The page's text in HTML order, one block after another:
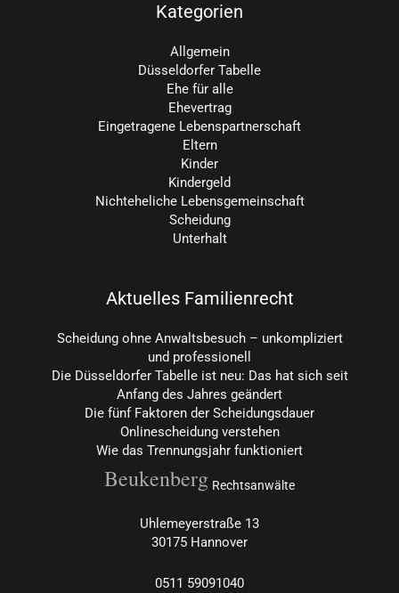
Kategorien
Allgemein
Düsseldorfer Tabelle
Ehe für alle
Ehevertrag
Eingetragene Lebenspartnerschaft
Eltern
Kinder
Kindergeld
Nichteheliche Lebensgemeinschaft
Scheidung
Unterhalt
Aktuelles Familienrecht
Scheidung ohne Anwaltsbesuch – unkompliziert
und professionell
Die Düsseldorfer Tabelle ist neu: Das hat sich seit
Anfang des Jahres geändert
Die fünf Faktoren der Scheidungsdauer
Onlinescheidung verstehen
Wie das Trennungsjahr funktioniert
Beukenberg Rechtsanwälte
Uhlemeyerstraße 13
30175 Hannover
0511 59091040